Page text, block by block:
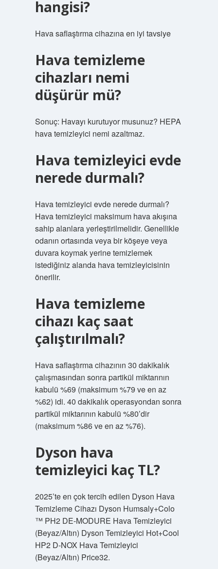
hangisi?
Hava saflaştırma cihazına en iyi tavsiye
Hava temizleme
cihazları nemi
düşürür mü?
Sonuç: Havayı kurutuyor musunuz? HEPA
hava temizleyici nemi azaltmaz.
Hava temizleyici evde
nerede durmalı?
Hava temizleyici evde nerede durmalı?
Hava temizleyici maksimum hava akışına
sahip alanlara yerleştirilmelidir. Genellikle
odanın ortasında veya bir köşeye veya
duvara koymak yerine temizlemek
istediğiniz alanda hava temizleyicisinin
önerilir.
Hava temizleme
cihazı kaç saat
çalıştırılmalı?
Hava saflaştırma cihazının 30 dakikalık
çalışmasından sonra partikül miktarının
kabulü %69 (maksimum %79 ve en az
%62) idi. 40 dakikalık operasyondan sonra
partikül miktarının kabulü %80’dir
(maksimum %86 ve en az %76).
Dyson hava
temizleyici kaç TL?
2025’te en çok tercih edilen Dyson Hava
Temizleme Cihazı Dyson Humsaly+Colo
™ PH2 DE-MODURE Hava Temizleyici
(Beyaz/Altın) Dyson Temizleyici Hot+Cool
HP2 D-NOX Hava Temizleyici
(Beyaz/Altın) Price32.